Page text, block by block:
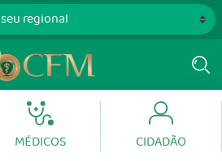
MÉDICOS CIDADÃO